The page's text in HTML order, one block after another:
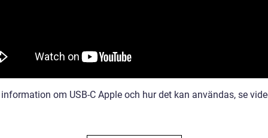
om USB-C Apple och hur det kan användas, se